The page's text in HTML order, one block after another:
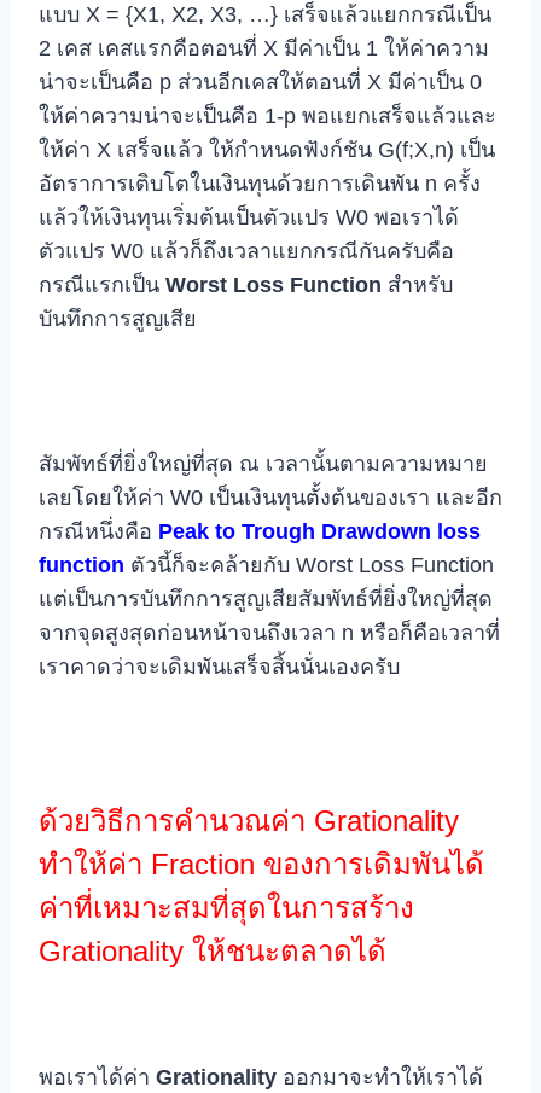
แบบ X = {X1, X2, X3, …} เสร็จแล้วแยกกรณีเป็น
2 เคส เคสแรกคือตอนที่ X มีค่าเป็น 1 ให้ค่าความ
น่าจะเป็นคือ p ส่วนอีกเคสให้ตอนที่ X มีค่าเป็น 0
ให้ค่าความน่าจะเป็นคือ 1-p พอแยกเสร็จแล้วและ
ให้ค่า X เสร็จแล้ว ให้กำหนดฟังก์ชัน G(f;X,n) เป็น
อัตราการเติบโตในเงินทุนด้วยการเดินพัน n ครั้ง
แล้วให้เงินทุนเริ่มต้นเป็นตัวแปร W0 พอเราได้
ตัวแปร W0 แล้วก็ถึงเวลาแยกกรณีกันครับคือ
กรณีแรกเป็น Worst Loss Function สำหรับ
บันทึกการสูญเสีย
สัมพัทธ์ที่ยิ่งใหญ่ที่สุด ณ เวลานั้นตามความหมาย
เลยโดยให้ค่า W0 เป็นเงินทุนตั้งต้นของเรา และอีก
กรณีหนึ่งคือ Peak to Trough Drawdown loss
function ตัวนี้ก็จะคล้ายกับ Worst Loss Function
แต่เป็นการบันทึกการสูญเสียสัมพัทธ์ที่ยิ่งใหญ่ที่สุด
จากจุดสูงสุดก่อนหน้าจนถึงเวลา n หรือก็คือเวลาที่
เราคาดว่าจะเดิมพันเสร็จสิ้นนั่นเองครับ
ด้วยวิธีการคำนวณค่า Grationality
ทำให้ค่า Fraction ของการเดิมพันได้
ค่าที่เหมาะสมที่สุดในการสร้าง
Grationality ให้ชนะตลาดได้
พอเราได้ค่า Grationality ออกมาจะทำให้เราได้